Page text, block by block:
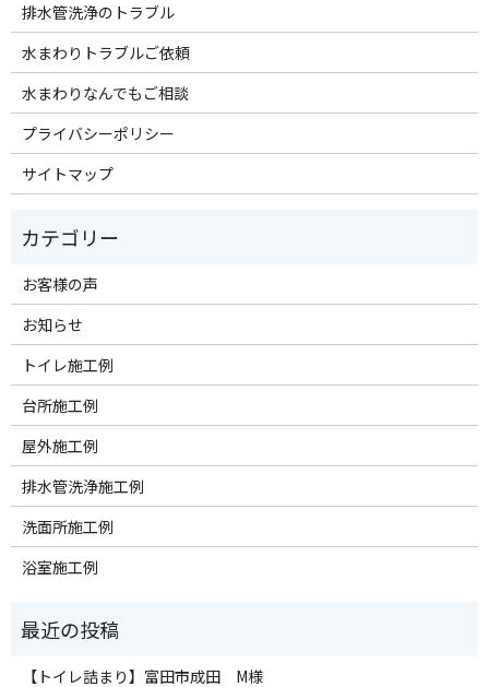
排水管洗浄のトラブル
水まわりトラブルご依頼
水まわりなんでもご相談
プライバシーポリシー
サイトマップ
お客様の声
お知らせ
トイレ施工例
台所施工例
屋外施工例
排水管洗浄施工例
洗面所施工例
浴室施工例
【トイレ詰まり】富田市成田 M様